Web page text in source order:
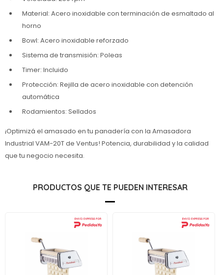
Material: Acero inoxidable con terminación de esmaltado al
horno
Bowl: Acero inoxidable reforzado
Sistema de transmisión: Poleas
Timer: Incluido
Protección: Rejilla de acero inoxidable con detención
automática
Rodamientos: Sellados
¡Optimizá el amasado en tu panadería con la Amasadora
Industrial VAM-20T de Ventus! Potencia, durabilidad y la calidad
que tu negocio necesita.
PRODUCTOS QUE TE PUEDEN INTERESAR